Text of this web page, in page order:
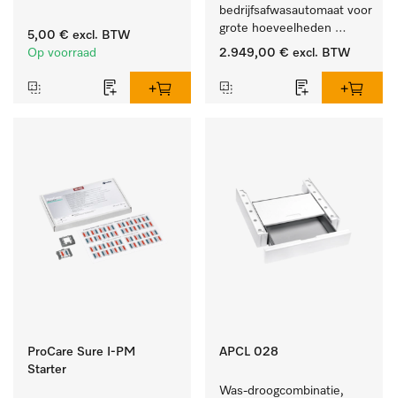
5,00 € excl. BTW
Op voorraad
bedrijfsafwasautomaat voor
grote hoeveelheden
serviesgoed thuis en in
2.949,00 € excl. BTW
ProCare Sure I-PM
Starter
APCL 028
Was-droogcombinatie,